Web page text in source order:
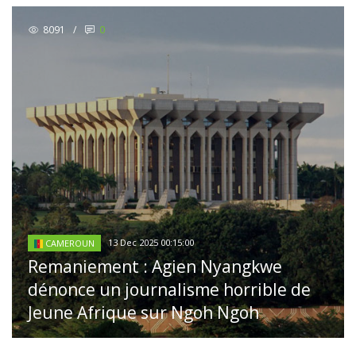
8091 / 0
CAMEROUN 13 Dec 2025 00:15:00
Remaniement : Agien Nyangkwe
dénonce un journalisme horrible de
Jeune Afrique sur Ngoh Ngoh